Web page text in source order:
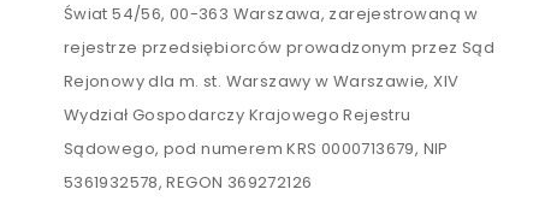
Świat 54/56, 00-363 Warszawa, zarejestrowaną w
rejestrze przedsiębiorców prowadzonym przez Sąd
Rejonowy dla m. st. Warszawy w Warszawie, XIV
Wydział Gospodarczy Krajowego Rejestru
Sądowego, pod numerem KRS 0000713679, NIP
5361932578, REGON 369272126